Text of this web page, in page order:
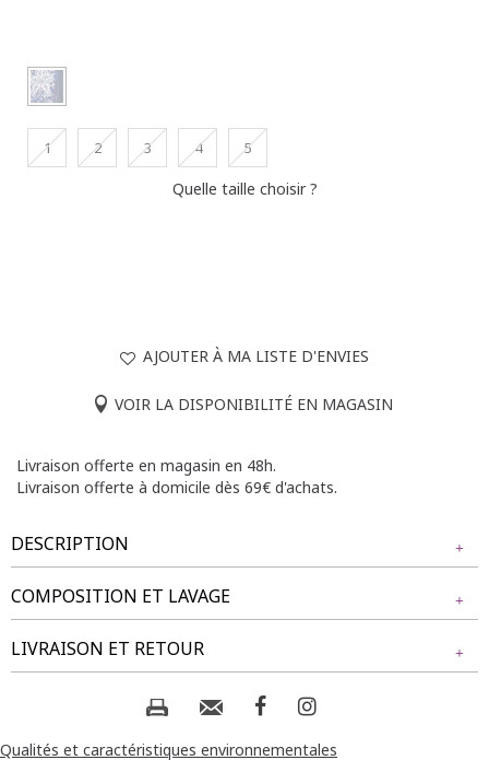
1 2 3 4 5
Quelle taille choisir ?
AJOUTER À MA LISTE D'ENVIES
VOIR LA DISPONIBILITÉ EN MAGASIN
Livraison offerte en magasin en 48h.
Livraison offerte à domicile dès 69€ d'achats.
DESCRIPTION
Veste matelassée boutonnée et doublée à imprimé
cachemire. Coupe droite. Manches longues. Emmanchures
droites. Col rond. Fermeture à boutons recouverts. 2 poches
plaquées devant sous la taille. Imprimé à motifs cachemire
et fleurs multicolores. Matière matelassée et doublée.
Finitions par un galon uni en ton sur ton.
COMPOSITION ET LAVAGE
Tissu principal : 100% VISCOSE
Doublure : 100% POLYESTER
Composition et lavage :
LIVRAISON ET RETOUR
NOS MODES DE LIVRAISON
Livraison Magasin :
Qualités et caractéristiques environnementales